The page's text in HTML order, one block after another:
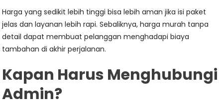
Harga yang sedikit lebih tinggi bisa lebih aman jika isi paket
jelas dan layanan lebih rapi. Sebaliknya, harga murah tanpa
detail dapat membuat pelanggan menghadapi biaya
tambahan di akhir perjalanan.
Kapan Harus Menghubungi
Admin?